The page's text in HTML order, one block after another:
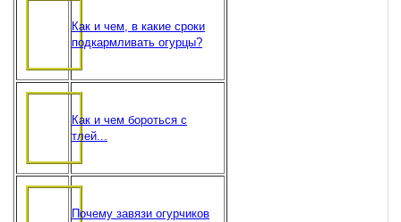
Как и чем, в какие сроки
подкармливать огурцы?
Как и чем бороться с
тлей...
Почему завязи огурчиков